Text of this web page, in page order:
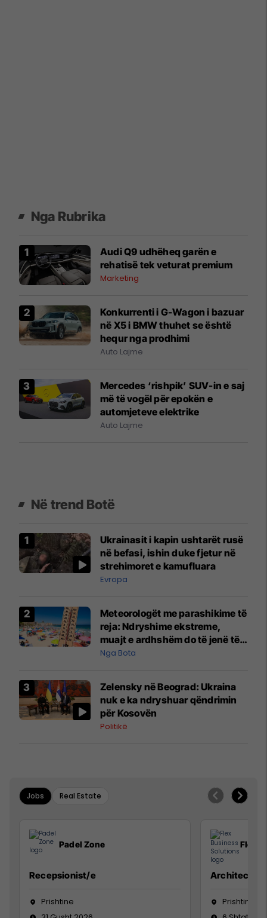
Nga Rubrika
Audi Q9 udhëheq garën e
rehatisë tek veturat premium
Marketing
Konkurrenti i G-Wagon i bazuar
në X5 i BMW thuhet se është
hequr nga prodhimi
Auto Lajme
Mercedes ‘rishpik’ SUV-in e saj
më të vogël për epokën e
automjeteve elektrike
Auto Lajme
Në trend Botë
Ukrainasit i kapin ushtarët rusë
në befasi, ishin duke fjetur në
strehimoret e kamufluara
Evropa
Meteorologët me parashikime të
reja: Ndryshime ekstreme,
muajt e ardhshëm do të jenë të
pazakontë
Nga Bota
Zelensky në Beograd: Ukraina
nuk e ka ndryshuar qëndrimin
për Kosovën
Politikë
Jobs Real Estate
Padel Zone
Recepsionist/e
Prishtine
Flex
Architect
Prishtinë